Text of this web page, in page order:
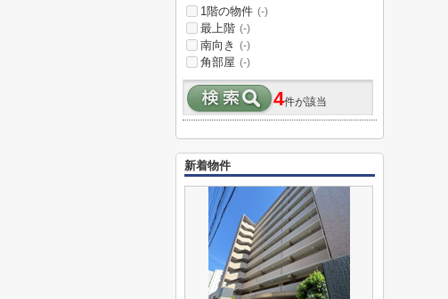
1階の物件 (-)
最上階 (-)
南向き (-)
角部屋 (-)
4件が該当
新着物件